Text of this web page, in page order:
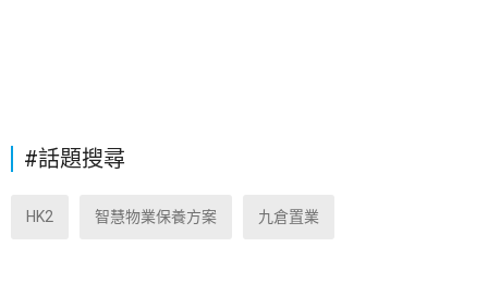
#話題搜尋
HK2 智慧物業保養方案 九倉置業